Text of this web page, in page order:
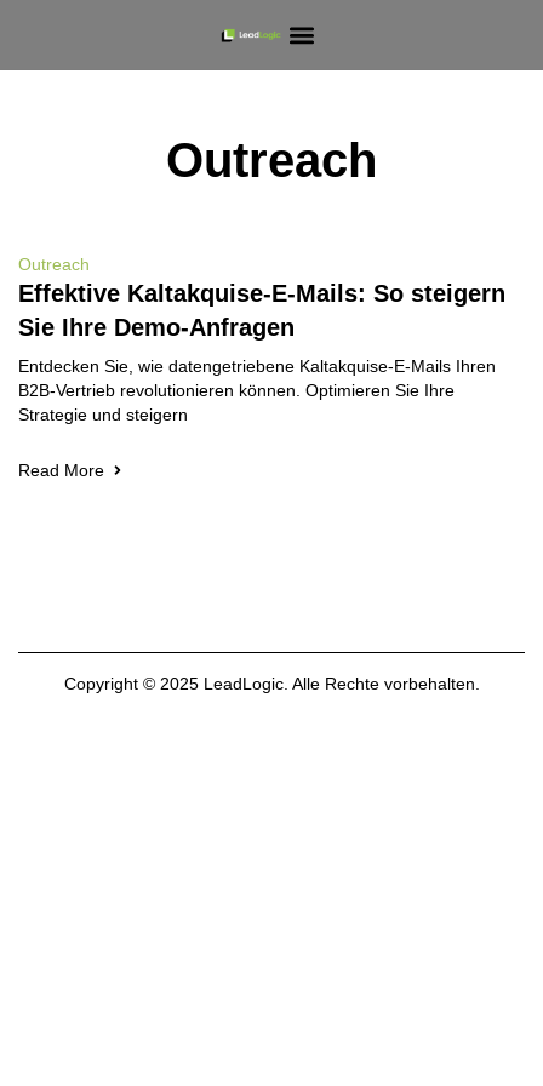
Outreach
Outreach
Effektive Kaltakquise-E-Mails: So steigern
Sie Ihre Demo-Anfragen
Entdecken Sie, wie datengetriebene Kaltakquise-E-Mails Ihren
B2B-Vertrieb revolutionieren können. Optimieren Sie Ihre
Strategie und steigern
Read More
Copyright © 2025 LeadLogic. Alle Rechte vorbehalten.